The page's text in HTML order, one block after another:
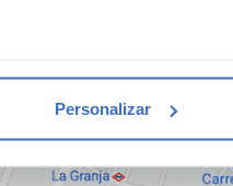
sus datos personales y
Personalizar